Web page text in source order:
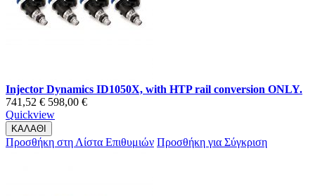
Injector Dynamics ID1050X, with HTP rail conversion ONLY.
741,52 € 598,00 €
Quickview
ΚΑΛΑΘΙ
Προσθήκη στη Λίστα Επιθυμιών Προσθήκη για Σύγκριση